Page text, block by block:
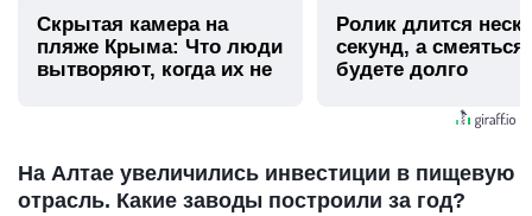
Скрытая камера на
пляже Крыма: Что люди
вытворяют, когда их не
Ролик длится
секунд, а
будете долго
На Алтае увеличились инвестиции в пищевую
отрасль. Какие заводы построили за год?